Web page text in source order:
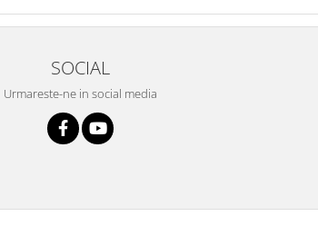
SOCIAL
Urmareste-ne in social media